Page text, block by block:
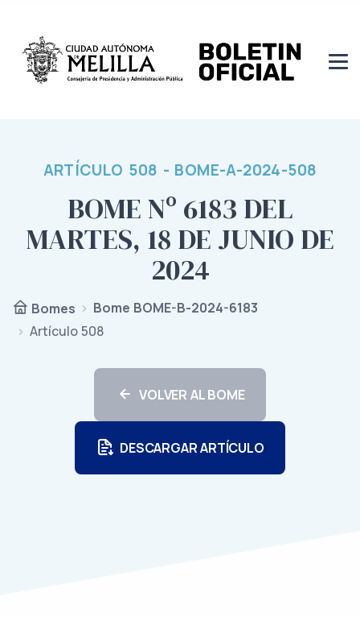
ARTÍCULO 508 - BOME-A-2024-508
BOME Nº 6183 DEL
MARTES, 18 DE JUNIO DE
2024
Bomes
Bome BOME-B-2024-6183
Artículo 508
VOLVER AL BOME
DESCARGAR ARTÍCULO